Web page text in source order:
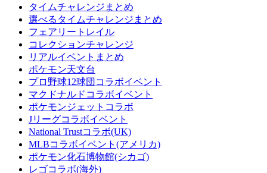
タイムチャレンジまとめ
選べるタイムチャレンジまとめ
フェアリートレイル
コレクションチャレンジ
リアルイベントまとめ
ポケモン天文台
プロ野球12球団コラボイベント
マクドナルドコラボイベント
ポケモンジェットコラボ
Jリーグコラボイベント
National Trustコラボ(UK)
MLBコラボイベント(アメリカ)
ポケモン化石博物館(シカゴ)
レゴコラボ(海外)